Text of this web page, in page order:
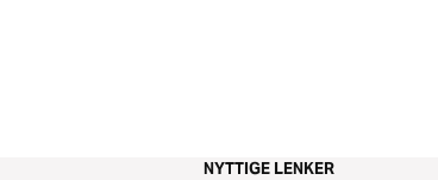
NYTTIGE LENKER